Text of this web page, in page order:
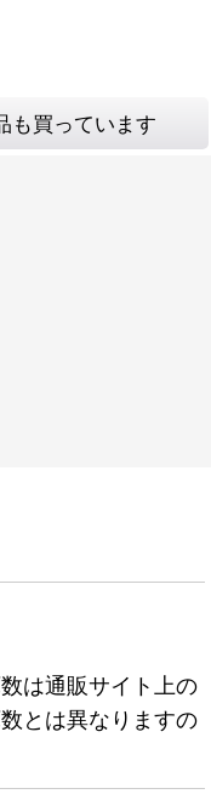
も買っています
は通販サイト上の
とは異なりますの